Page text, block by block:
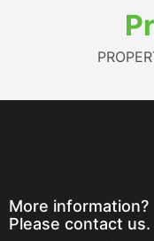
More information?
Please contact us.